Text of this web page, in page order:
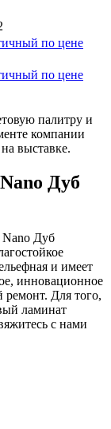
палитру и
компании
выставке.
Дуб
Дуб
и имеет
инновационное
ремонт. Для того,
ламинат
с нами